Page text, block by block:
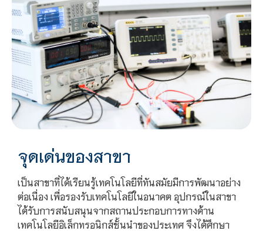
จุดเด่นของสาขา
เป็นสาขาที่ได้เรียนรู้เทคโนโลยีที่ทันสมัยมีการพัฒนาอย่าง
ต่อเนื่อง เพื่อรองรับเทคโนโลยีในอนาคต อุปกรณ์ในสาขา
ได้รับการสนับสนุนจากสถานประกอบการทางด้าน
เทคโนโลยีอิเล็กทรอนิกส์ชั้นนำของประเทศ จึงได้ศึกษา